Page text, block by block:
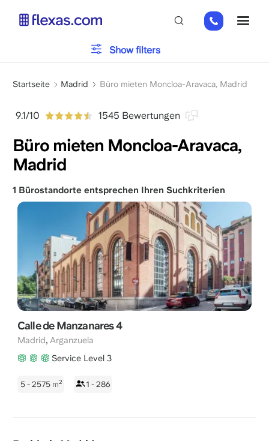
+31
202
Pfadnavigation
Startseite Madrid Büro mieten Moncloa-Aravaca, Madrid
9.1/10 1545 Bewertungen
Büro mieten Moncloa-Aravaca,
Madrid
Parken
Dienstleistungen
Show filters
1 Bürostandorte entsprechen Ihren Suchkriterien
Calle de Manzanares 4
Madrid, Arganzuela
Service Level 3
5 - 2575 m2 1 - 286